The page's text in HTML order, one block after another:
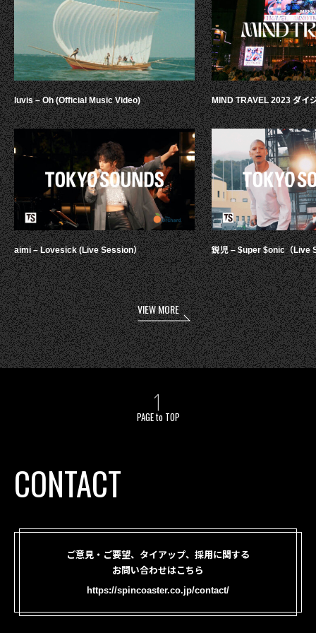
luvis – Oh (Official Music Video)
aimi – Lovesick (Live Session）
MIND TRAVEL 2023 ダイ
鋭児 – $uper $onic（Live
VIEW MORE
PAGE to TOP
CONTACT
ご意見・ご要望、タイアップ、採用に関する
お問い合わせはこちら
https://spincoaster.co.jp/contact/